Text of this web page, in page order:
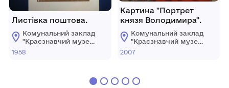
Листівка поштова.
Комунальний заклад
"Краєзнавчий музей
ім. У.Кармалюка"
1958
Картина "Портрет
князя Володимира".
Комунальний заклад
"Краєзнавчий музей
ім. У.Кармалюка"
2007